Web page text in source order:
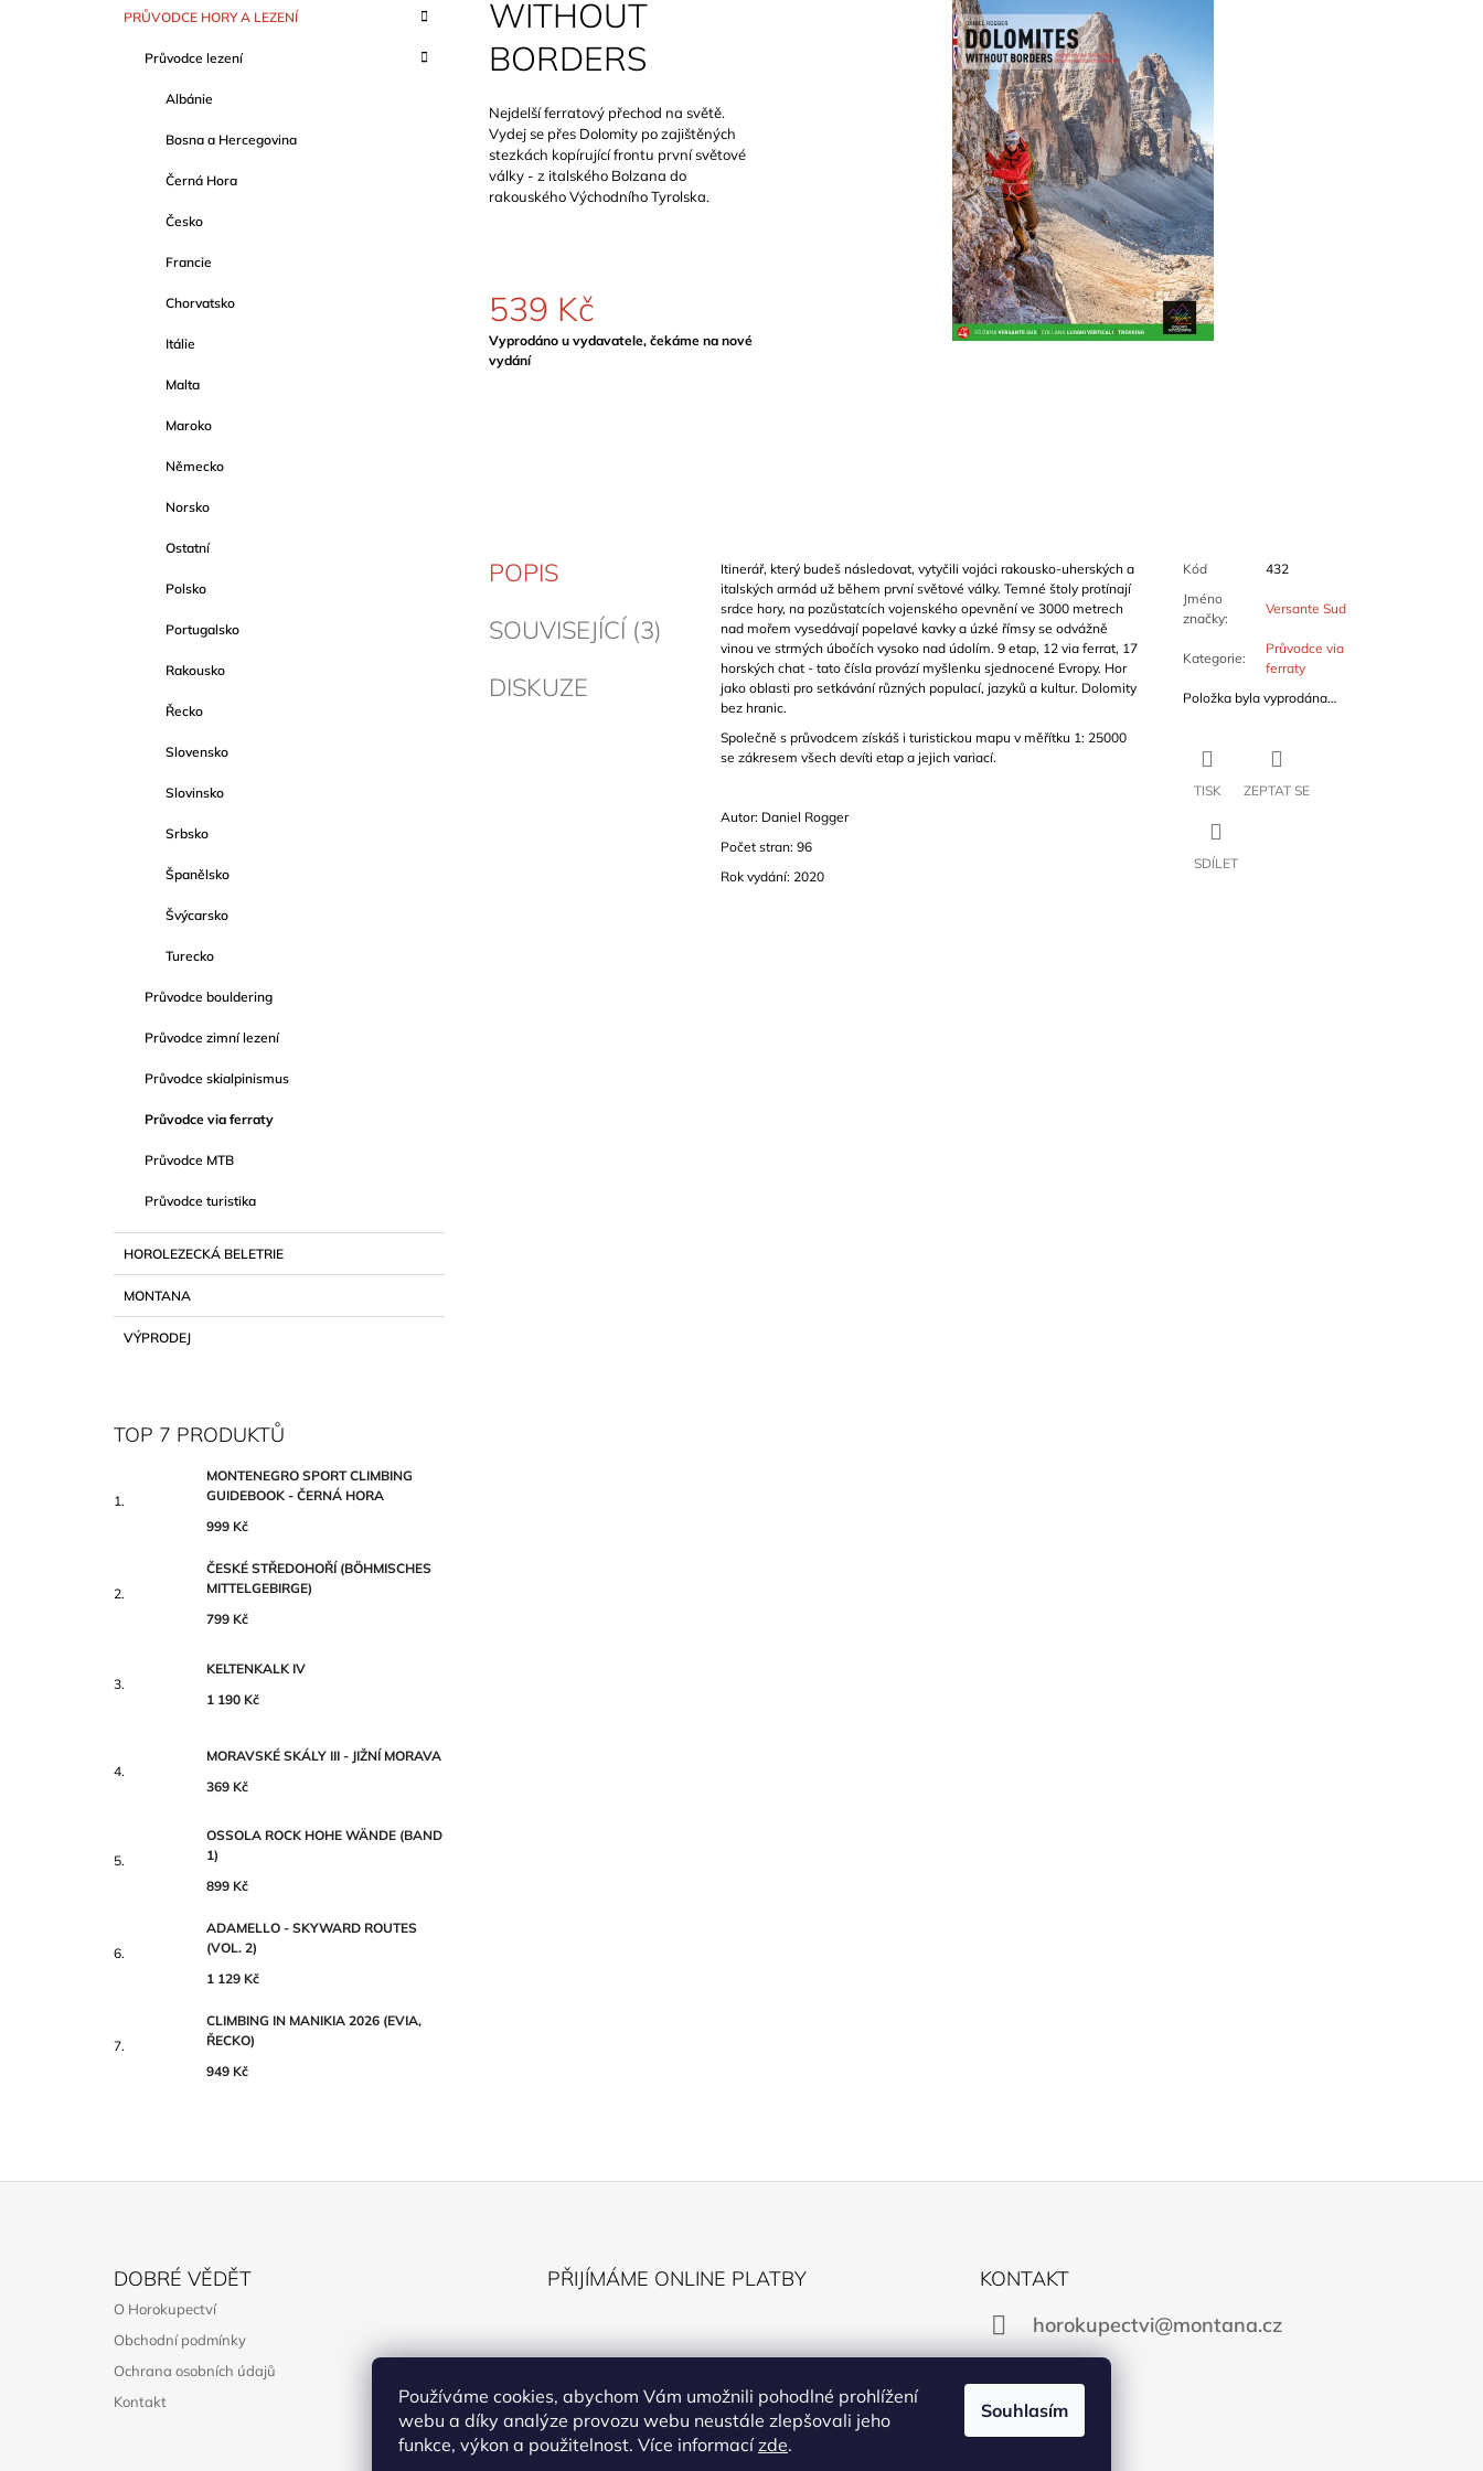
Používáme cookies, abychom Vám umožnili pohodlné prohlížení
webu a díky analýze provozu webu neustále zlepšovali jeho
funkce, výkon a použitelnost. Více informacízde.
Souhlasím
kategorie
APRŮVODCE HORY A LEZENÍ
Průvodce lezení
Albánie
Bosna a Hercegovina
Černá Hora
Česko
Francie
Chorvatsko
Itálie
Malta
Maroko
Německo
Norsko
Ostatní
Polsko
Portugalsko
Rakousko
Řecko
Slovensko
Slovinsko
Srbsko
Španělsko
Švýcarsko
Turecko
Průvodce bouldering
Průvodce zimní lezení
Průvodce skialpinismus
Průvodce via ferraty
Průvodce MTB
Průvodce turistika
HOROLEZECKÁ BELETRIE
MONTANA
VÝPRODEJ
TOP 7 PRODUKTŮ
MONTENEGRO SPORT CLIMBING
GUIDEBOOK - ČERNÁ HORA
999 Kč
ČESKÉ STŘEDOHOŘÍ (BÖHMISCHES
MITTELGEBIRGE)
799 Kč
KELTENKALK IV
1 190 Kč
MORAVSKÉ SKÁLY III - JIŽNÍ MORAVA
369 Kč
OSSOLA ROCK HOHE WÄNDE (BAND
1)
899 Kč
ADAMELLO - SKYWARD ROUTES
(VOL. 2)
1 129 Kč
CLIMBING IN MANIKIA 2026 (EVIA,
ŘECKO)
949 Kč
WITHOUT
BORDERS
Nejdelší ferratový přechod na světě.
Vydej se přes Dolomity po zajištěných
stezkách kopírující frontu první světové
války - z italského Bolzana do
rakouského Východního Tyrolska.
539 Kč
Měrná
cena:
Vyprodáno u vydavatele, čekáme na nové
vydání
POPIS
SOUVISEJÍCÍ (3)
DISKUZE
Itinerář, který budeš následovat, vytyčili vojáci rakousko-uherských a
italských armád už během první světové války. Temné štoly protínají
srdce hory, na pozůstatcích vojenského opevnění ve 3000 metrech
nad mořem vysedávají popelavé kavky a úzké římsy se odvážně
vinou ve strmých úbočích vysoko nad údolím. 9 etap, 12 via ferrat, 17
horských chat - tato čísla provází myšlenku sjednocené Evropy. Hor
jako oblasti pro setkávání různých populací, jazyků a kultur. Dolomity
bez hranic.
Společně s průvodcem získáš i turistickou mapu v měřítku 1: 25000
se zákresem všech devíti etap a jejich variací.
Autor: Daniel Rogger
Počet stran: 96
Rok vydání: 2020
Kód
432
Jméno
značky:
Versante Sud
Kategorie:
Průvodce via
ferraty
Položka byla vyprodána…
TISK ZEPTAT SE
SDÍLET
999 Kč
799 Kč
DOBRÉ VĚDĚT
O Horokupectví
Obchodní podmínky
Ochrana osobních údajů
Kontakt
PŘIJÍMÁME ONLINE PLATBY
KONTAKT
horokupectvi@montana.cz
Facebook